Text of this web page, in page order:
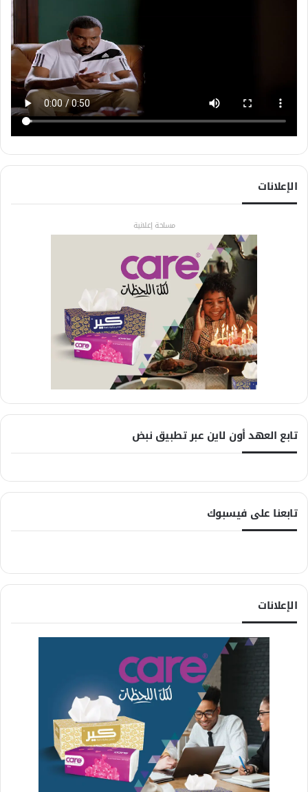
الإعلانات
مساحة إعلانية
تابع العهد أون لاين عبر تطبيق نبض
تابعنا على فيسبوك
الإعلانات